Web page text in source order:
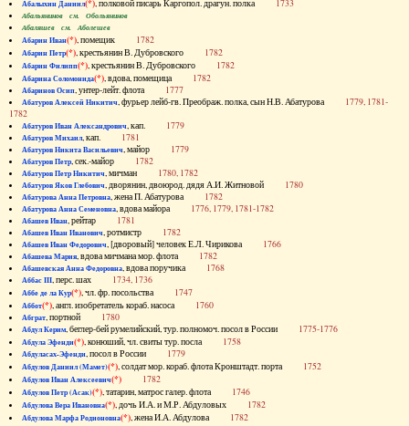
Абалыхин Даниил(*), полковой писарь Каргопол. драгун. полка 1733
Абальянинов см. Обольянинов
Абаляшев см. Аболешев
Абарин Иван(*), помещик 1782
Абарин Петр(*), крестьянин В. Дубровского 1782
Абарин Филипп(*), крестьянин В. Дубровского 1782
Абарина Соломонида(*), вдова, помещица 1782
Абаринов Осип, унтер-лейт. флота 1777
Абатуров Алексей Никитич, фурьер лейб-гв. Преображ. полка, сын Н.В. Абатурова 1779, 1781-
1782
Абатуров Иван Александрович, кап. 1779
Абатуров Михаил, кап. 1781
Абатуров Никита Васильевич, майор 1779
Абатуров Петр, сек.-майор 1782
Абатуров Петр Никитич, мичман 1780, 1782
Абатуров Яков Глебович, дворянин, двоюрод. дядя А.И. Житновой 1780
Абатурова Анна Петровна, жена П. Абатурова 1782
Абатурова Анна Семеновна, вдова майора 1776, 1779, 1781-1782
Абашев Иван, рейтар 1781
Абашев Иван Иванович, ротмистр 1782
Абашев Иван Федорович, [дворовый] человек Е.Л. Чирикова 1766
Абашева Мария, вдова мичмана мор. флота 1782
Абашевская Анна Федоровна, вдова поручика 1768
Аббас III, перс. шах 1734, 1736
Аббе де ла Кур(*), чл. фр. посольства 1747
Аббот(*), англ. изобретатель кораб. насоса 1760
Абграт, портной 1780
Абдул Керим, беглер-бей румелийский, тур. полномоч. посол в России 1775-1776
Абдула Эфенди(*), конюший, чл. свиты тур. посла 1758
Абдуласах-Эфенди, посол в России 1779
Абдулов Даниил (Мамет)(*), солдат мор. кораб. флота Кронштадт. порта 1752
Абдулов Иван Алексеевич(*) 1782
Абдулов Петр (Асак)(*), татарин, матрос галер. флота 1746
Абдулова Вера Ивановна(*), дочь И.А. и М.Р. Абдуловых 1782
Абдулова Марфа Родионовна(*), жена И.А. Абдулова 1782